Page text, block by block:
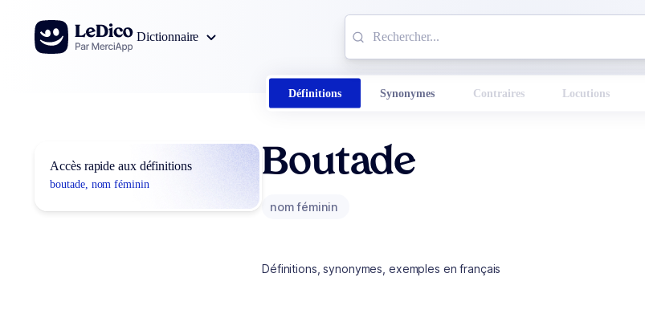
Aller au contenu
Dictionnaire
Définitions Synonymes Contraires Locutions
Accès rapide aux définitions
boutade, nom féminin
Boutade
nom féminin
Définitions, synonymes, exemples en français